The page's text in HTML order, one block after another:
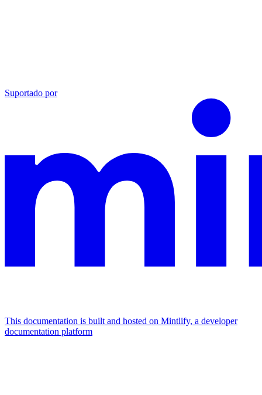
Suportado por
This documentation is built and hosted on Mintlify, a developer
documentation platform